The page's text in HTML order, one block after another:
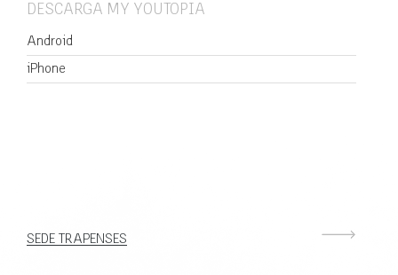
DESCARGA MY YOUTOPIA
Android
iPhone
SEDE TRAPENSES